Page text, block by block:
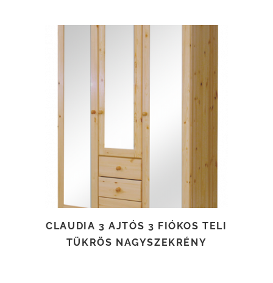
TOVÁBB OLVASOM
CLAUDIA 3 AJTÓS 3 FIÓKOS TELI
TÜKRÖS NAGYSZEKRÉNY